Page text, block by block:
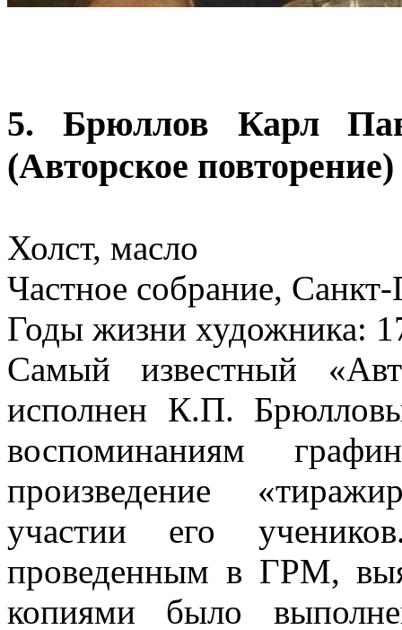
5. Брюллов Карл
(Авторское повторение)
Холст, масло
Частное собрание,
Годы жизни художника:
Самый известный
исполнен К.П.
воспоминаниям
произведение
участии его
проведенным в ГРМ,
копиями было